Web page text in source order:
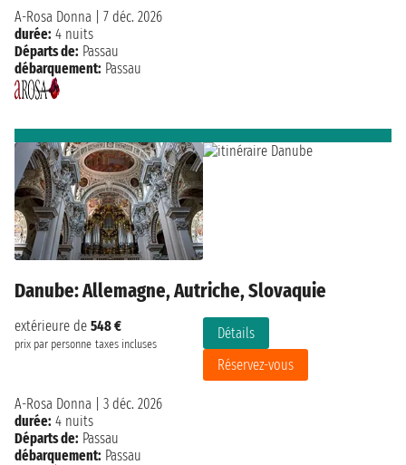
A-Rosa Donna
7 déc. 2026
durée: 4 nuits
Départs de: Passau
débarquement: Passau
Danube: Allemagne, Autriche, Slovaquie
extérieure de 548 €
prix par personne taxes incluses
Détails
Réservez-vous
A-Rosa Donna
3 déc. 2026
durée: 4 nuits
Départs de: Passau
débarquement: Passau